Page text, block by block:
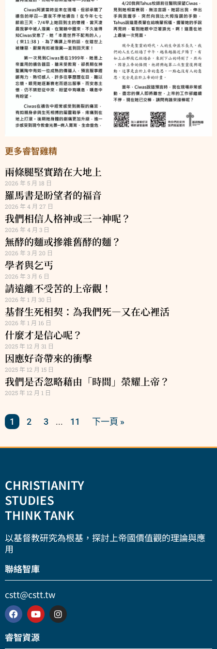
更多睿智雞精
兩條腿堅實踏在大地上
2026 年 5 月 18 日
羅馬書是盼望者的福音
2026 年 4 月 27 日
我們相信人格神或三一神呢？
2026 年 4 月 3 日
無酵的麵或摻雜舊酵的麵？
2026 年 3 月 20 日
學者與乞丐
2026 年 3 月 6 日
請遠離不受苦的上帝觀！
2026 年 1 月 30 日
基督生死相契：為我們死—又在心裡活
2026 年 1 月 16 日
什麼才是信心呢？
2025 年 12 月 31 日
因應好奇帶來的衝擊
2025 年 12 月 15 日
我們是否忽略藉由「時間」榮耀上帝？
2025 年 12 月 1 日
1 2 3 ... 11 下一頁 »
CHRISTIANITY
STUDIES
THINK TANK
以基督教研究為根基，探討上帝國價值觀的理論與應
用
聯絡智庫
cstt@cstt.tw
睿智資源